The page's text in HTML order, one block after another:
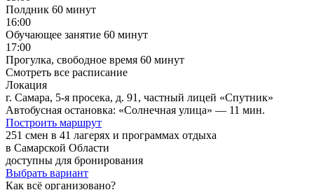
Полдник 60 минут
16:00
Обучающее занятие 60 минут
17:00
Прогулка, свободное время 60 минут
Смотреть все расписание
Локация
г. Самара, 5-я просека, д. 91, частный лицей «Спутник»
Автобусная остановка: «Солнечная улица» — 11 мин.
Построить маршрут
251 смен в 41 лагерях и программах отдыха
в Самарской Области
доступны для бронирования
Выбрать вариант
Как всё организовано?